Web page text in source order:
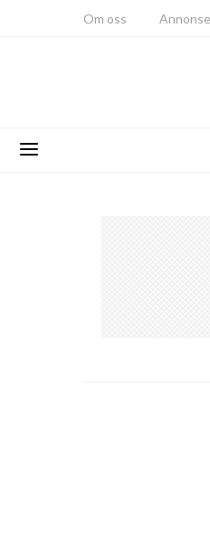
Om oss